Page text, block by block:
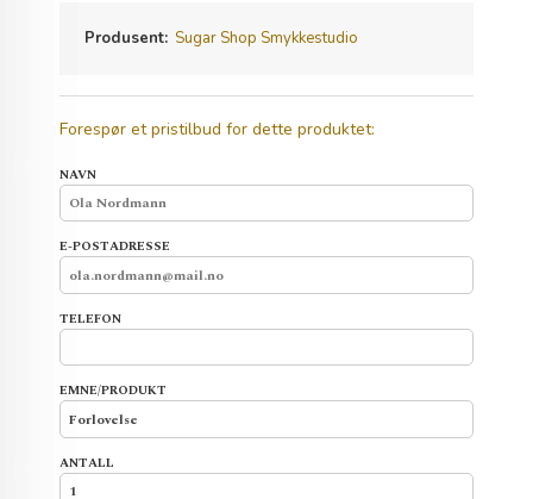
Produsent: Sugar Shop Smykkestudio
Forespør et pristilbud for dette produktet:
NAVN
E-POSTADRESSE
TELEFON
EMNE/PRODUKT
ANTALL